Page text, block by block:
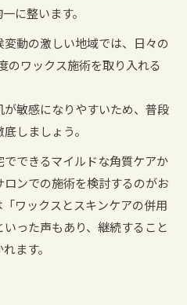
に整います。
動の激しい地域では、日々の
のワックス施術を取り入れる
敏感になりやすいため、普段
しましょう。
できるマイルドな角質ケアか
ロンでの施術を検討するのがお
「ワックスとスキンケアの併用
いった声もあり、継続すること
ます。